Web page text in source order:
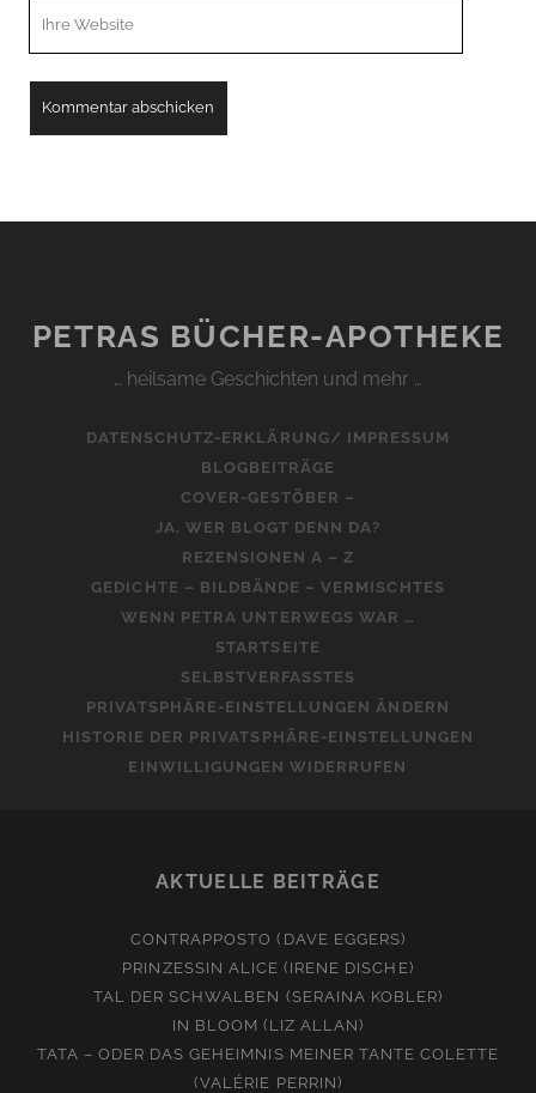
PETRAS BÜCHER-APOTHEKE
… heilsame Geschichten und mehr …
DATENSCHUTZ-ERKLÄRUNG/ IMPRESSUM
BLOGBEITRÄGE
COVER-GESTÖBER –
JA, WER BLOGT DENN DA?
REZENSIONEN A – Z
GEDICHTE – BILDBÄNDE – VERMISCHTES
WENN PETRA UNTERWEGS WAR …
STARTSEITE
SELBSTVERFASSTES
PRIVATSPHÄRE-EINSTELLUNGEN ÄNDERN
HISTORIE DER PRIVATSPHÄRE-EINSTELLUNGEN
EINWILLIGUNGEN WIDERRUFEN
AKTUELLE BEITRÄGE
CONTRAPPOSTO (DAVE EGGERS)
PRINZESSIN ALICE (IRENE DISCHE)
TAL DER SCHWALBEN (SERAINA KOBLER)
IN BLOOM (LIZ ALLAN)
TATA – ODER DAS GEHEIMNIS MEINER TANTE COLETTE
(VALÉRIE PERRIN)